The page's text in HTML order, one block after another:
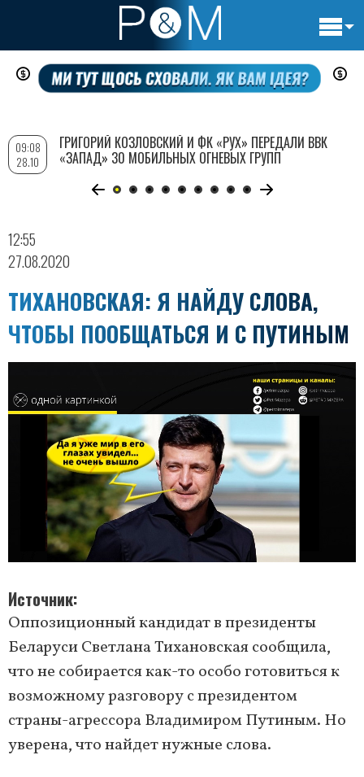
Перейти
содержанию
12:55
27.08.2020
ТИХАНОВСКАЯ: Я НАЙДУ СЛОВА,
ЧТОБЫ ПООБЩАТЬСЯ И С ПУТИНЫМ
Источник
Оппозиционный кандидат в президенты
Беларуси Светлана Тихановская сообщила,
что не собирается как-то особо готовиться к
возможному разговору с президентом
страны-агрессора Владимиром Путиным. Но
уверена, что найдет нужные слова.
09:08
28.10
ГРИГОРИЙ КОЗЛОВСКИЙ И ФК «РУХ» ПЕРЕДАЛИ ВВК
«ЗАПАД» 30 МОБИЛЬНЫХ ОГНЕВЫХ ГРУПП